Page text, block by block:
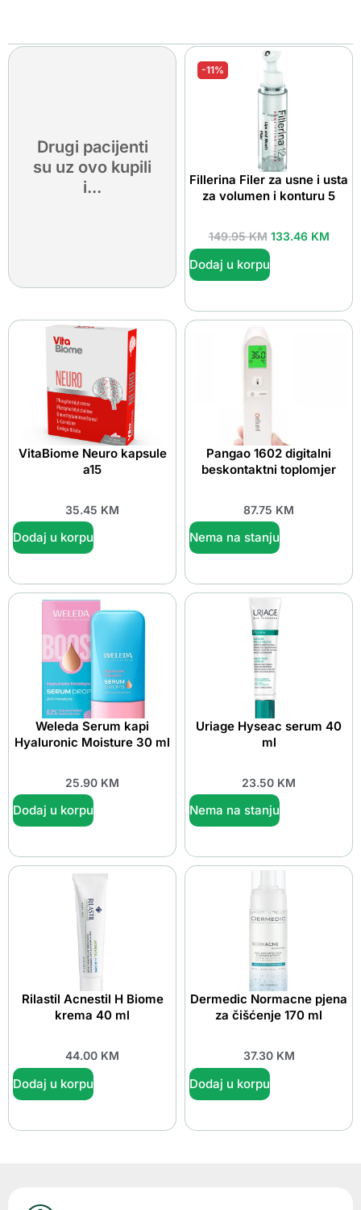
Drugi pacijenti
su uz ovo kupili
i...
-11%
Fillerina Filer za usne i usta
za volumen i konturu 5
149.95KM 133.46 KM
Dodaj u korpu
VitaBiome Neuro kapsule
a15
35.45 KM
Dodaj u korpu
Pangao 1602 digitalni
beskontaktni toplomjer
87.75 KM
Nema na stanju
Weleda Serum kapi
Hyaluronic Moisture 30 ml
25.90 KM
Dodaj u korpu
Uriage Hyseac serum 40
ml
23.50 KM
Nema na stanju
Rilastil Acnestil H Biome
krema 40 ml
44.00 KM
Dodaj u korpu
Dermedic Normacne pjena
za čišćenje 170 ml
37.30 KM
Dodaj u korpu